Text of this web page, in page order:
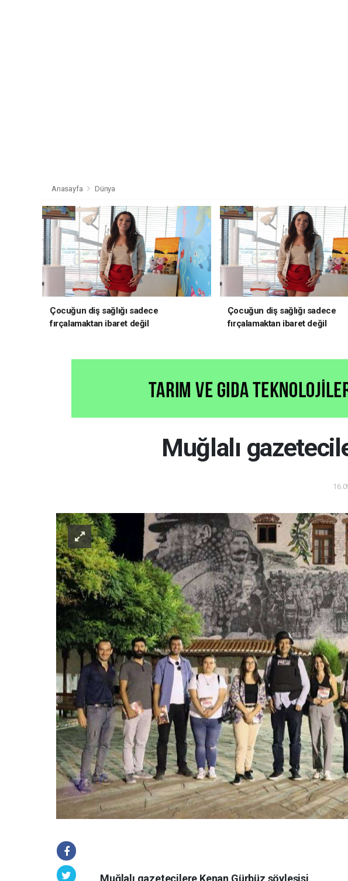
Anasayfa Dünya
Çocuğun diş sağlığı sadece
fırçalamaktan ibaret değil
Çocuğun diş sağlığı sadece
fırçalamaktan ibaret değil
Muğlalı
Muğlalı gazetecilere Kenan Gürbüz söyleşisi